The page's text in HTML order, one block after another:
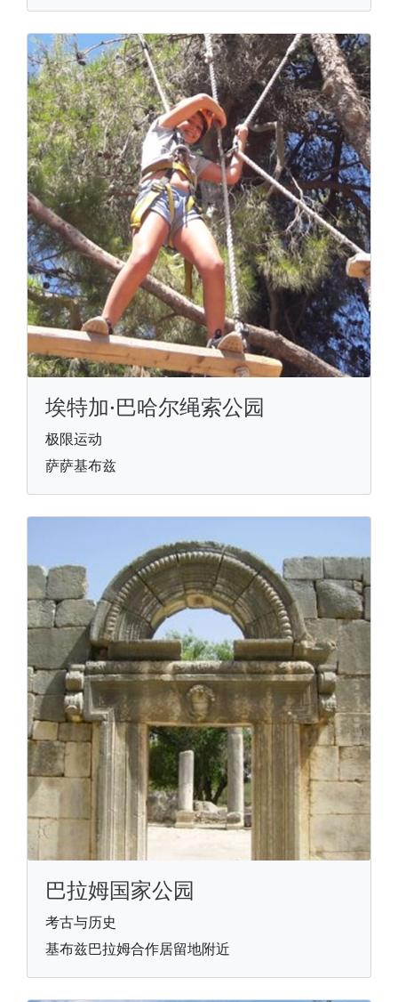
埃特加·巴哈尔绳索公园
极限运动
萨萨基布兹
巴拉姆国家公园
考古与历史
基布兹巴拉姆合作居留地附近